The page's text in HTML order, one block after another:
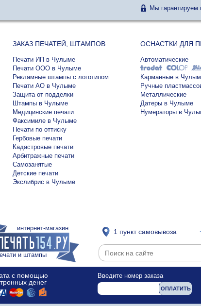
Мы гарантируем
ЗАКАЗ ПЕЧАТЕЙ, ШТАМПОВ
Печати ИП в Чулыме
Печати ООО в Чулыме
Рекламные штампы с логотипом
Печати АО в Чулыме
Защита от подделки
Штампы в Чулыме
Медицинские печати
Факсимиле в Чулыме
Печати по оттиску
Гербовые печати
Кадастровые печати
Арбитражные печати
Самозанятые
Детские печати
Экслибрис в Чулыме
ОСНАСТКИ ДЛЯ
Автоматические
Карманные в
Ручные
Металлические
Датеры в Чулыме
Нумераторы в
интернет-магазин
и штампы
1 пункт самовывоза
с помощью
денег
Введите номер заказа